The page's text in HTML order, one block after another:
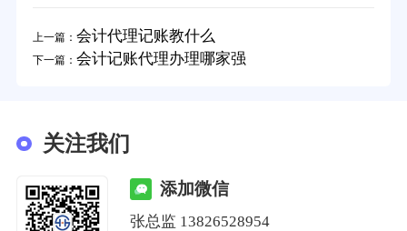
上一篇： 会计代理记账教什么
下一篇： 会计记账代理办理哪家强
关注我们
添加微信
张总监 13826528954